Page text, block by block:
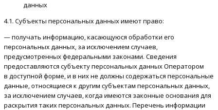
данных
4.1. Субъекты персональных данных имеют право:
— получать информацию, касающуюся обработки его
персональных данных, за исключением случаев,
предусмотренных федеральными законами. Сведения
предоставляются субъекту персональных данных Оператором
в доступной форме, и в них не должны содержаться персональные
данные, относящиеся к другим субъектам персональных данных,
за исключением случаев, когда имеются законные основания для
раскрытия таких персональных данных. Перечень информации